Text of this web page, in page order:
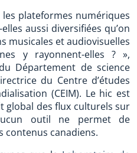
plateformes numériques
aussi diversifiées qu’on
musicales et audiovisuelles
y rayonnent-elles ? »,
Département de science
du Centre d’études
(CEIM). Le hic est
global des flux culturels sur
outil ne permet de
contenus canadiens.